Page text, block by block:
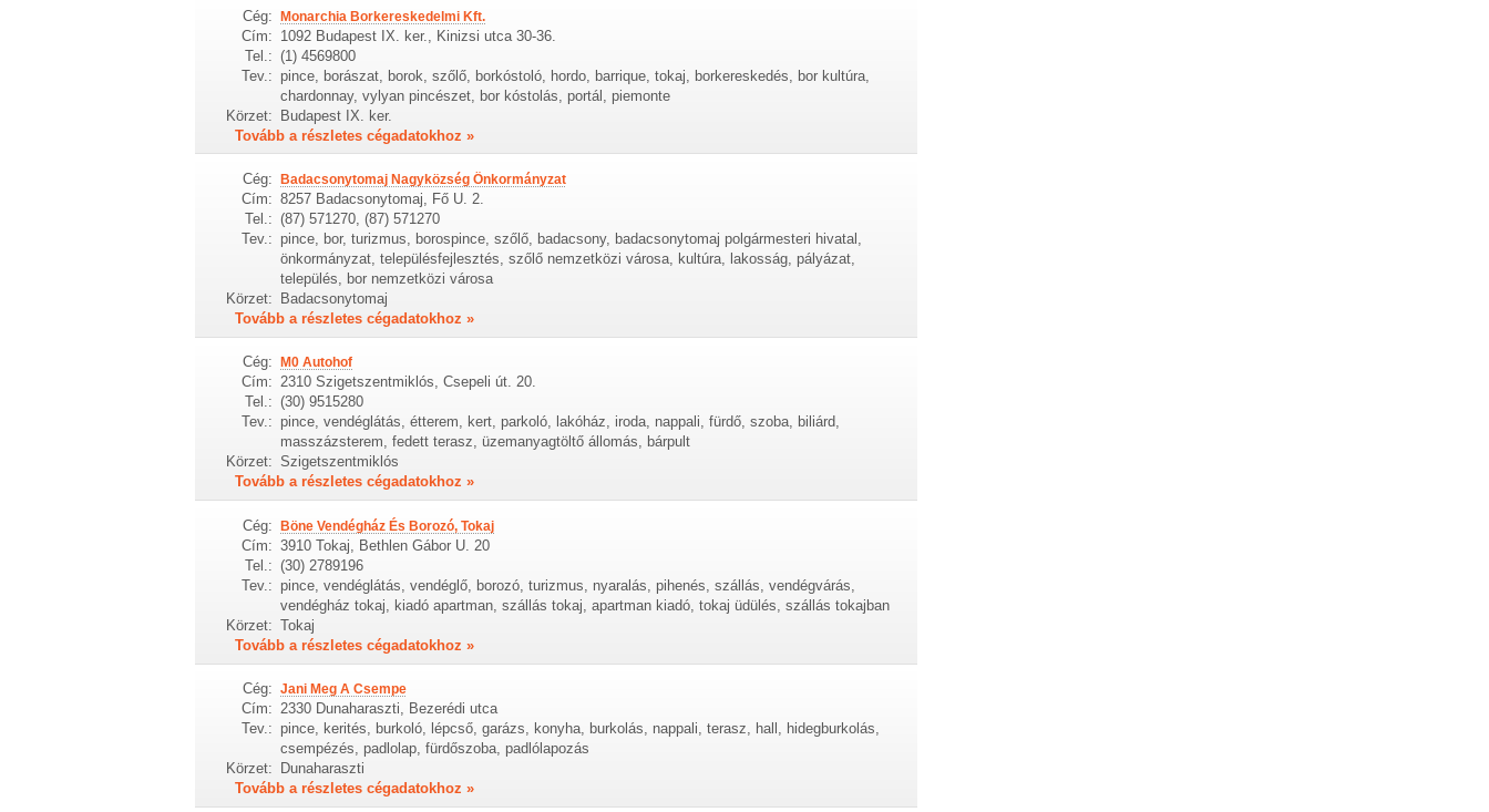
Cég: Monarchia Borkereskedelmi Kft.
Cím: 1092 Budapest IX. ker., Kinizsi utca 30-36.
Tel.: (1) 4569800
Tev.: pince, borászat, borok, szőlő, borkóstoló, hordo, barrique, tokaj, borkereskedés, bor kultúra,
chardonnay, vylyan pincészet, bor kóstolás, portál, piemonte
Körzet: Budapest IX. ker.
Tovább a részletes cégadatokhoz »
Cég: Badacsonytomaj Nagyközség Önkormányzat
Cím: 8257 Badacsonytomaj, Fő U. 2.
Tel.: (87) 571270, (87) 571270
Tev.: pince, bor, turizmus, borospince, szőlő, badacsony, badacsonytomaj polgármesteri hivatal,
önkormányzat, településfejlesztés, szőlő nemzetközi városa, kultúra, lakosság, pályázat,
település, bor nemzetközi városa
Körzet:
Badacsonytomaj
Tovább a részletes cégadatokhoz »
Cég: M0 Autohof
Cím: 2310 Szigetszentmiklós, Csepeli út. 20.
Tel.: (30) 9515280
Tev.: pince, vendéglátás, étterem, kert, parkoló, lakóház, iroda, nappali, fürdő, szoba, biliárd,
masszázsterem, fedett terasz, üzemanyagtöltő állomás, bárpult
Körzet: Szigetszentmiklós
Tovább a részletes cégadatokhoz »
Cég: Böne Vendégház És Borozó, Tokaj
Cím: 3910 Tokaj, Bethlen Gábor U. 20
Tel.: (30) 2789196
Tev.: pince, vendéglátás, vendéglő, borozó, turizmus, nyaralás, pihenés, szállás, vendégvárás,
vendégház tokaj, kiadó apartman, szállás tokaj, apartman kiadó, tokaj üdülés, szállás tokajban
Körzet: Tokaj
Tovább a részletes cégadatokhoz »
Cég: Jani Meg A Csempe
Cím: 2330 Dunaharaszti, Bezerédi utca
Tev.: pince, kerités, burkoló, lépcső, garázs, konyha, burkolás, nappali, terasz, hall, hidegburkolás,
csempézés, padlolap, fürdőszoba, padlólapozás
Körzet:
Dunaharaszti
Tovább a részletes cégadatokhoz »